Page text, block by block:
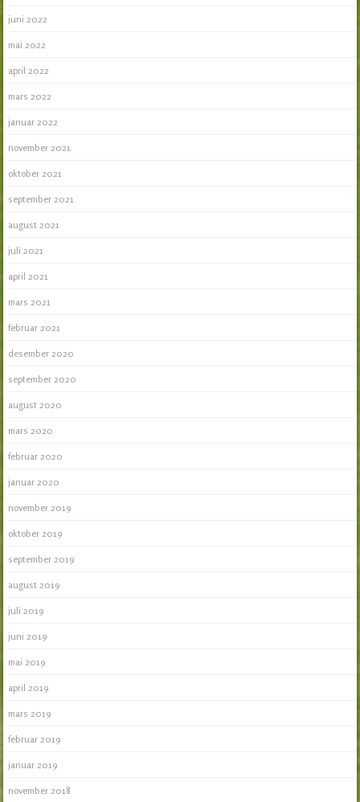
juni 2022
mai 2022
april 2022
mars 2022
januar 2022
november 2021
oktober 2021
september 2021
august 2021
juli 2021
april 2021
mars 2021
februar 2021
desember 2020
september 2020
august 2020
mars 2020
februar 2020
januar 2020
november 2019
oktober 2019
september 2019
august 2019
juli 2019
juni 2019
mai 2019
april 2019
mars 2019
februar 2019
januar 2019
november 2018